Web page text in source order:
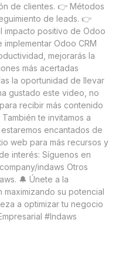
de clientes. 👉 Métodos
de leads. 👉
impacto positivo de Odoo
Odoo CRM
mejorarás la
más acertadas
la oportunidad de llevar
gustado este video, no
recibir más contenido
te invitamos a
encantados de
web para más recursos y
interés: Síguenos en
indaws Otros
🔔 Únete a la
su potencial
a optimizar tu negocio
#Indaws